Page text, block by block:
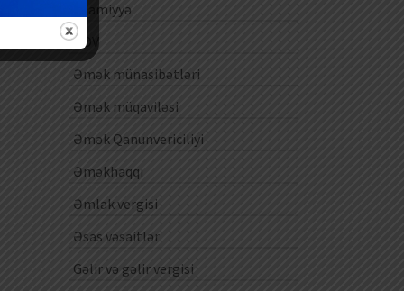
Ezamiyyə
ƏDV
Əmək münasibətləri
Əmək müqaviləsi
Əmək Qanunvericiliyi
Əməkhaqqı
Əmlak vergisi
Əsas vəsaitlər
Gəlir və gəlir vergisi